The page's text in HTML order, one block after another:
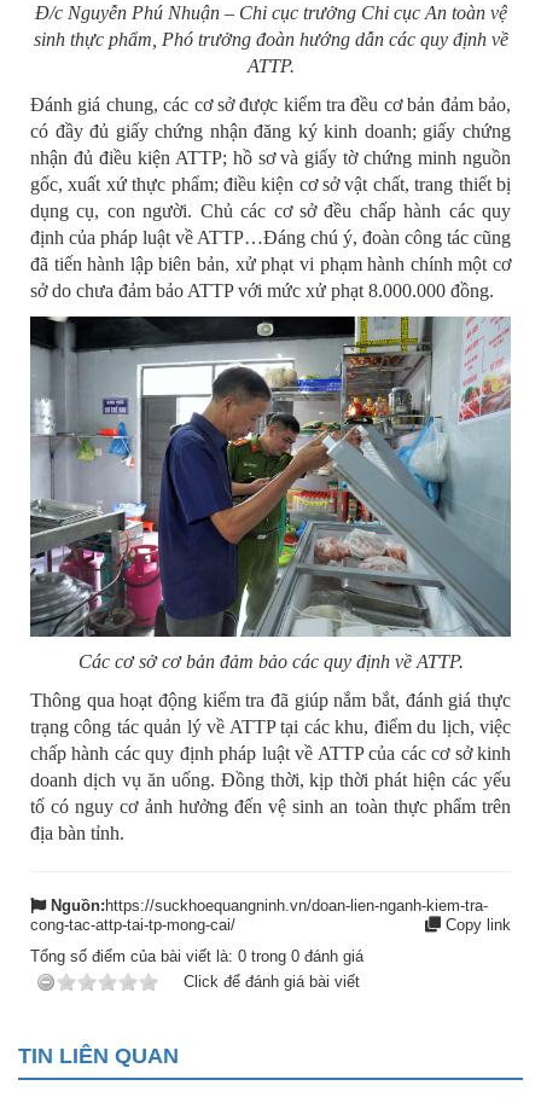
Đ/c Nguyễn Phú Nhuận – Chi cục trưởng Chi cục An toàn vệ
sinh thực phẩm, Phó trưởng đoàn hướng dẫn các quy định về
ATTP.
Đánh giá chung, các cơ sở được kiểm tra đều cơ bản đảm bảo,
có đầy đủ giấy chứng nhận đăng ký kinh doanh; giấy chứng
nhận đủ điều kiện ATTP; hồ sơ và giấy tờ chứng minh nguồn
gốc, xuất xứ thực phẩm; điều kiện cơ sở vật chất, trang thiết bị
dụng cụ, con người. Chủ các cơ sở đều chấp hành các quy
định của pháp luật về ATTP…Đáng chú ý, đoàn công tác cũng
đã tiến hành lập biên bản, xử phạt vi phạm hành chính một cơ
sở do chưa đảm bảo ATTP với mức xử phạt 8.000.000 đồng.
Các cơ sở cơ bản đảm bảo các quy định về ATTP.
Thông qua hoạt động kiểm tra đã giúp nắm bắt, đánh giá thực
trạng công tác quản lý về ATTP tại các khu, điểm du lịch, việc
chấp hành các quy định pháp luật về ATTP của các cơ sở kinh
doanh dịch vụ ăn uống. Đồng thời, kịp thời phát hiện các yếu
tố có nguy cơ ảnh hưởng đến vệ sinh an toàn thực phẩm trên
địa bàn tỉnh.
Nguồn: https://suckhoequangninh.vn/doan-lien-nganh-kiem-tra-
cong-tac-attp-tai-tp-mong-cai/
Copy link
Tổng số điểm của bài viết là: 0 trong 0 đánh giá
Click để đánh giá bài viết
TIN LIÊN QUAN